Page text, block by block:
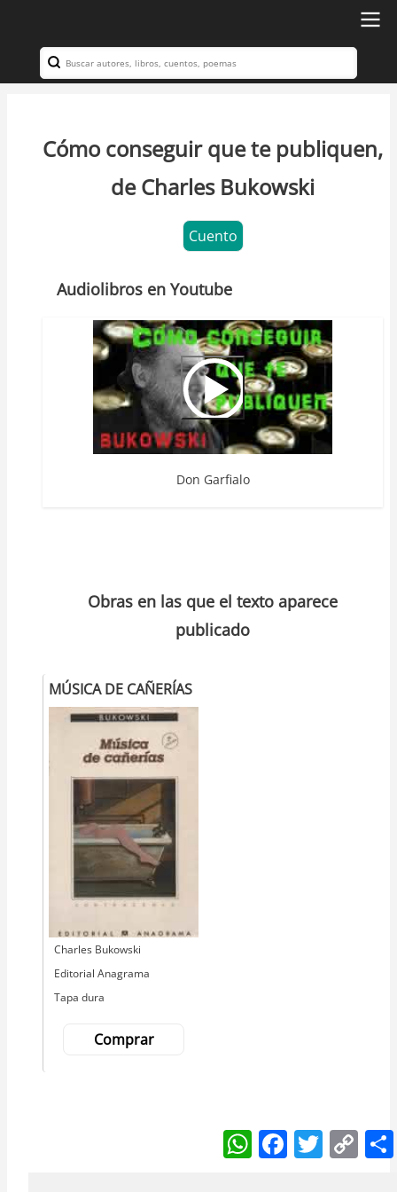
contenido
principal
Navegación
Search
Cómo conseguir que te publiquen,
de Charles Bukowski
Cuento
Audiolibros en Youtube
Don Garfialo
Obras en las que el texto aparece
publicado
MÚSICA DE CAÑERÍAS
Autor
Charles Bukowski
Editorial
Editorial Anagrama
Tapa dura
Comprar
W
h
F
a
T
w
C
o